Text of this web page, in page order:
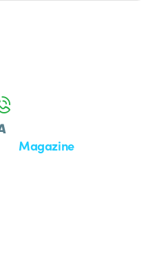
Magazine